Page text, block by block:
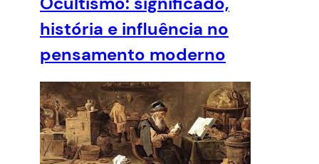
história e influência no
pensamento moderno